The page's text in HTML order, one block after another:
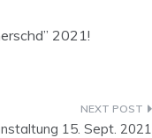
2021!
15. Sept. 2021